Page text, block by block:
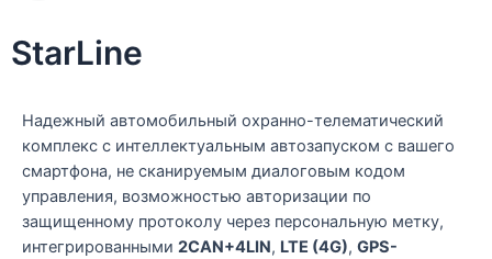
StarLine
Надежный автомобильный охранно-телематический
комплекс с интеллектуальным автозапуском с вашего
смартфона, не сканируемым диалоговым кодом
управления, возможностью авторизации по
защищенному протоколу через персональную метку,
интегрированными 2CAN+4LIN, LTE (4G), GPS-